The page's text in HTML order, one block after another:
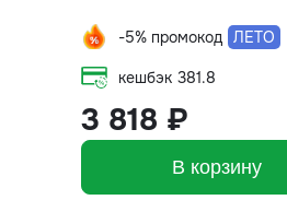
-5% промокод ЛЕТО
кешбэк 381.8
3 818 ₽
В корзину